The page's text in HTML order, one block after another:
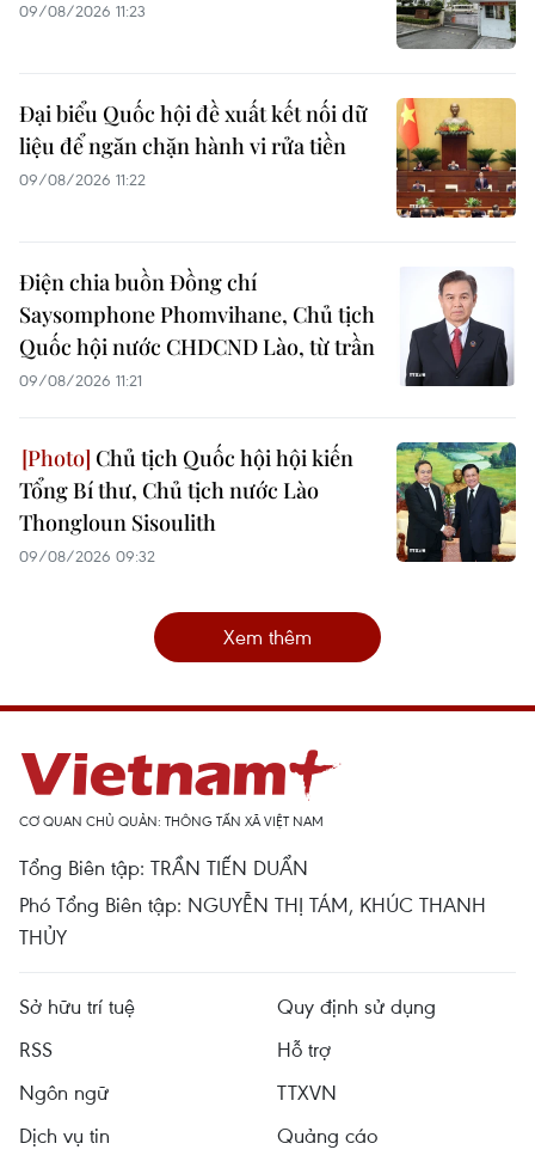
09/08/2026 11:23
Đại biểu Quốc hội đề xuất kết nối dữ
liệu để ngăn chặn hành vi rửa tiền
09/08/2026 11:22
Điện chia buồn Đồng chí
Saysomphone Phomvihane, Chủ tịch
Quốc hội nước CHDCND Lào, từ trần
09/08/2026 11:21
Chủ tịch Quốc hội hội kiến
Tổng Bí thư, Chủ tịch nước Lào
Thongloun Sisoulith
09/08/2026 09:32
Xem thêm
CƠ QUAN CHỦ QUẢN: THÔNG TẤN XÃ VIỆT NAM
Tổng Biên tập: TRẦN TIẾN DUẨN
Phó Tổng Biên tập: NGUYỄN THỊ TÁM, KHÚC THANH
THỦY
Sở hữu trí tuệ
Quy định sử dụng
RSS
Hỗ trợ
Ngôn ngữ
TTXVN
Dịch vụ tin
Quảng cáo